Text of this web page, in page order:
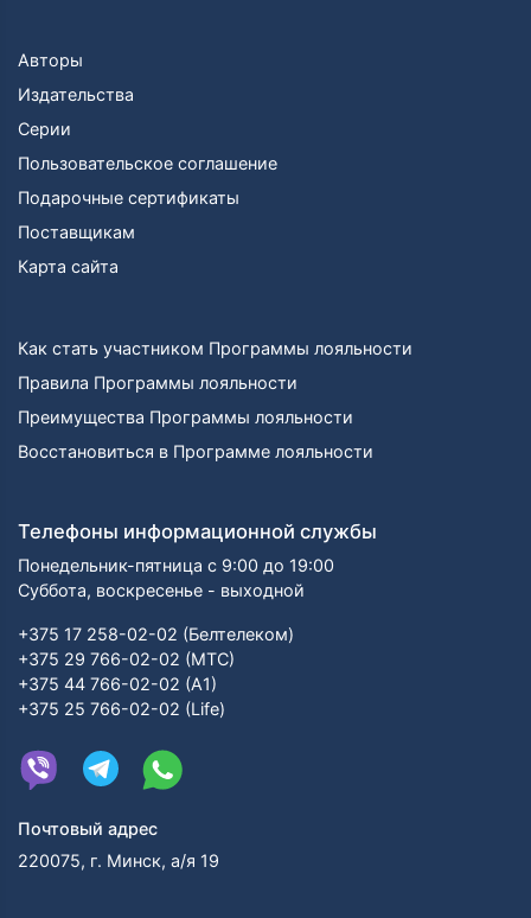
Авторы
Издательства
Серии
Пользовательское соглашение
Подарочные сертификаты
Поставщикам
Карта сайта
Как стать участником Программы лояльности
Правила Программы лояльности
Преимущества Программы лояльности
Восстановиться в Программе лояльности
Телефоны информационной службы
Понедельник-пятница с 9:00 до 19:00
Суббота, воскресенье - выходной
+375 17 258-02-02 (Белтелеком)
+375 29 766-02-02 (МТС)
+375 44 766-02-02 (А1)
+375 25 766-02-02 (Life)
Почтовый адрес
220075, г. Минск, а/я 19